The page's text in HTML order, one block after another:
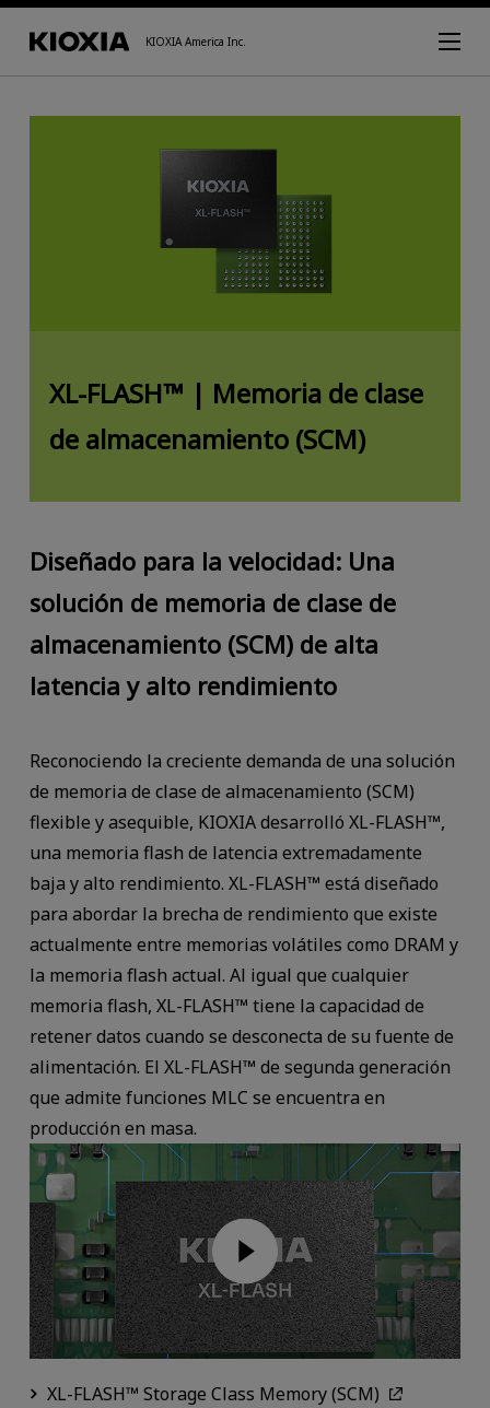
KIOXIA America Inc.
XL-FLASH™ | Memoria de clase
de almacenamiento (SCM)
Diseñado para la velocidad: Una
solución de memoria de clase de
almacenamiento (SCM) de alta
latencia y alto rendimiento
Reconociendo la creciente demanda de una solución
de memoria de clase de almacenamiento (SCM)
flexible y asequible, KIOXIA desarrolló XL-FLASH™,
una memoria flash de latencia extremadamente
baja y alto rendimiento. XL-FLASH™ está diseñado
para abordar la brecha de rendimiento que existe
actualmente entre memorias volátiles como DRAM y
la memoria flash actual. Al igual que cualquier
memoria flash, XL-FLASH™ tiene la capacidad de
retener datos cuando se desconecta de su fuente de
alimentación. El XL-FLASH™ de segunda generación
que admite funciones MLC se encuentra en
producción en masa.
XL-FLASH™ Storage Class Memory (SCM)